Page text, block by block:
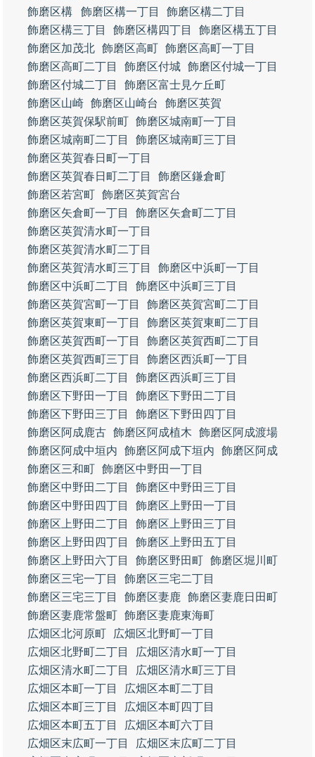
飾磨区構
飾磨区構一丁目
飾磨区構二丁目
飾磨区構三丁目
飾磨区構四丁目
飾磨区構五丁目
飾磨区加茂北 飾磨区高町 飾磨区高町一丁目
飾磨区高町二丁目
飾磨区付城 飾磨区付城一丁目
飾磨区付城二丁目
飾磨区富士見ケ丘町
飾磨区山崎 飾磨区山崎台
飾磨区英賀
飾磨区英賀保駅前町 飾磨区城南町一丁目
飾磨区城南町二丁目
飾磨区城南町三丁目
飾磨区英賀春日町一丁目
飾磨区英賀春日町二丁目
飾磨区鎌倉町
飾磨区若宮町 飾磨区英賀宮台
飾磨区矢倉町一丁目
飾磨区矢倉町二丁目
飾磨区英賀清水町一丁目
飾磨区英賀清水町二丁目
飾磨区英賀清水町三丁目
飾磨区中浜町一丁目
飾磨区中浜町二丁目
飾磨区中浜町三丁目
飾磨区英賀宮町一丁目
飾磨区英賀宮町二丁目
飾磨区英賀東町一丁目
飾磨区英賀東町二丁目
飾磨区英賀西町一丁目
飾磨区英賀西町二丁目
飾磨区英賀西町三丁目
飾磨区西浜町一丁目
飾磨区西浜町二丁目
飾磨区西浜町三丁目
飾磨区下野田一丁目
飾磨区下野田二丁目
飾磨区下野田三丁目
飾磨区下野田四丁目
飾磨区阿成鹿古 飾磨区阿成植木
飾磨区阿成渡場
飾磨区阿成中垣内
飾磨区阿成下垣内
飾磨区阿成
飾磨区三和町 飾磨区中野田一丁目
飾磨区中野田二丁目
飾磨区中野田三丁目
飾磨区中野田四丁目
飾磨区上野田一丁目
飾磨区上野田二丁目
飾磨区上野田三丁目
飾磨区上野田四丁目
飾磨区上野田五丁目
飾磨区上野田六丁目
飾磨区野田町 飾磨区堀川町
飾磨区三宅一丁目
飾磨区三宅二丁目
飾磨区三宅三丁目
飾磨区妻鹿 飾磨区妻鹿日田町
飾磨区妻鹿常盤町 飾磨区妻鹿東海町
広畑区北河原町
広畑区北野町一丁目
広畑区北野町二丁目
広畑区清水町一丁目
広畑区清水町二丁目
広畑区清水町三丁目
広畑区本町一丁目
広畑区本町二丁目
広畑区本町三丁目
広畑区本町四丁目
広畑区本町五丁目
広畑区本町六丁目
広畑区末広町一丁目
広畑区末広町二丁目